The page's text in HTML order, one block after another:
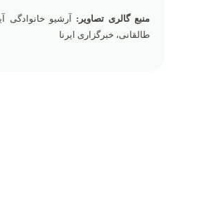
منبع گالری تصاویر:
آرشیو خانوادگی
طالقانی، خبرگزاری ایرنا